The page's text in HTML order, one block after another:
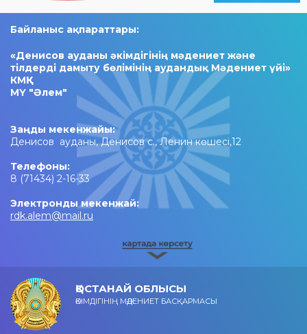
Байланыс ақпараттары:
«Денисов ауданы әкімдігінің мәдениет және
тілдерді дамыту бөлімінің аудандық Мәдениет үйі»
КМҚК
МҮ "Әлем"
Заңды мекенжайы:
Денисов ауданы, Денисов с., Ленин көшесі,12
Телефоны:
8 (71434) 2-16-33
Электронды мекенжай:
rdk.alem@mail.ru
ҚОСТАНАЙ ОБЛЫСЫ
ӘКІМДІГІНІҢ МӘДЕНИЕТ БАСҚАРМАСЫ